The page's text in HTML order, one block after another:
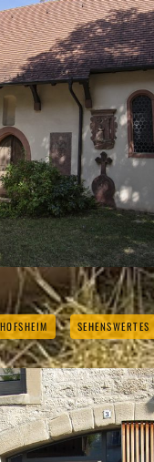
SEHENSWERTES